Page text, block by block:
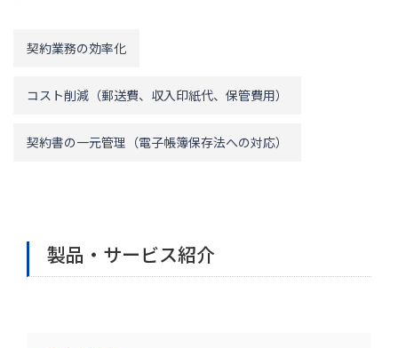
契約業務の効率化
コスト削減（郵送費、収入印紙代、保管費用）
契約書の一元管理（電子帳簿保存法への対応）
製品・サービス紹介